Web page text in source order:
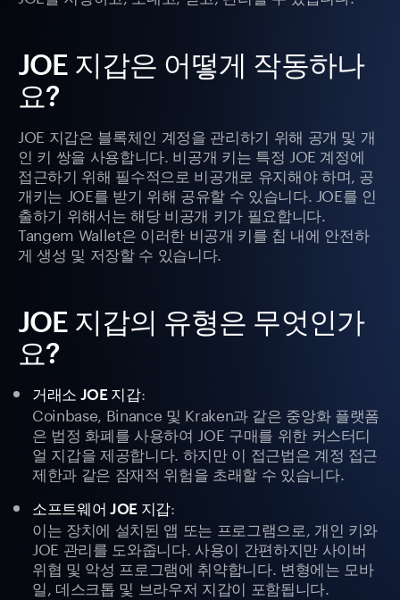
JOE 지갑은 어떻게 작동하나
요?
JOE 지갑은 블록체인 계정을 관리하기 위해 공개 및 개
인 키 쌍을 사용합니다. 비공개 키는 특정 JOE 계정에
접근하기 위해 필수적으로 비공개로 유지해야 하며, 공
개키는 JOE를 받기 위해 공유할 수 있습니다. JOE를 인
출하기 위해서는 해당 비공개 키가 필요합니다.
Tangem Wallet은 이러한 비공개 키를 칩 내에 안전하
게 생성 및 저장할 수 있습니다.
JOE 지갑의 유형은 무엇인가
요?
거래소 JOE 지갑:
Coinbase, Binance 및 Kraken과 같은 중앙화 플랫폼
은 법정 화폐를 사용하여 JOE 구매를 위한 커스터디
얼 지갑을 제공합니다. 하지만 이 접근법은 계정 접근
제한과 같은 잠재적 위험을 초래할 수 있습니다.
소프트웨어 JOE 지갑:
이는 장치에 설치된 앱 또는 프로그램으로, 개인 키와
JOE 관리를 도와줍니다. 사용이 간편하지만 사이버
위협 및 악성 프로그램에 취약합니다. 변형에는 모바
일, 데스크톱 및 브라우저 지갑이 포함됩니다.